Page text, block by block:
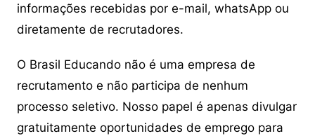
informações recebidas por e-mail, whatsApp ou
diretamente de recrutadores.
O Brasil Educando não é uma empresa de
recrutamento e não participa de nenhum
processo seletivo. Nosso papel é apenas divulgar
gratuitamente oportunidades de emprego para